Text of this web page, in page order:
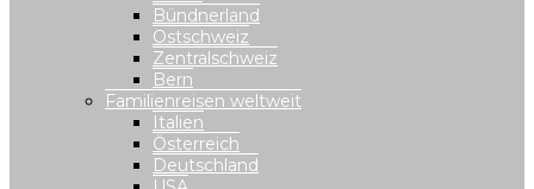
Bündnerland
Ostschweiz
Zentralschweiz
Bern
Familienreisen weltweit
Italien
Österreich
Deutschland